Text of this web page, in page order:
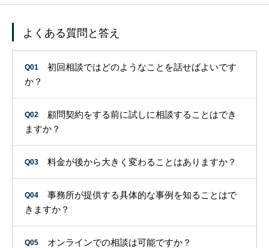
よくある質問と答え
Q01
初回相談ではどのようなことを話せばよいです
か？
Q02
顧問契約をする前に試しに相談することはでき
ますか？
Q03 料金が後から大きく変わることはありますか？
Q04
事務所が提供する具体的な事例を知ることはで
きますか？
Q05 オンラインでの相談は可能ですか？
TEL:072-646-8954